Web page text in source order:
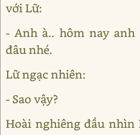
với Lữ:
- Anh à.. hôm nay
đâu nhé.
Lữ ngạc nhiên:
- Sao vậy?
Hoài nghiêng đầu